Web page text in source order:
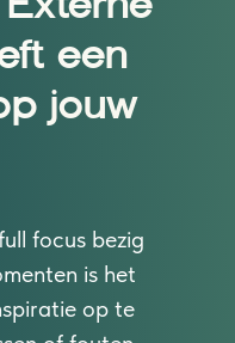
een
jouw
focus bezig
is het
op te